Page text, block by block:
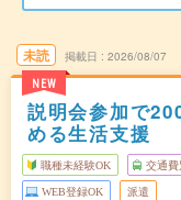
未読
NEW
掲載日 2026/08/07
説明会参加で
める生活支援
職種未経験OK 交通費
WEB登録OK 派遣